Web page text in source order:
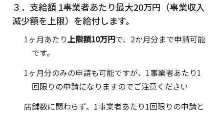
３．支給額 1事業者あたり最大20万円（事業収入
減少額を上限）を給付します。
1ヶ月あたり上限額10万円で、2か月分まで申請可能
です。
1ヶ月分のみの申請も可能ですが、1事業者あたり1
回限りの申請になりますのでご注意ください
店舗数に関わらず、1事業者あたり1回限りの申請と